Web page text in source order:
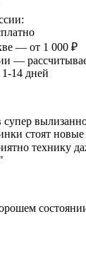
— от 1 000 ₽
—
14 дней
супер
стоят
технику